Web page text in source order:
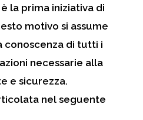
la prima iniziativa di
motivo si assume
conoscenza di tutti i
necessarie alla
e sicurezza.
nel seguente